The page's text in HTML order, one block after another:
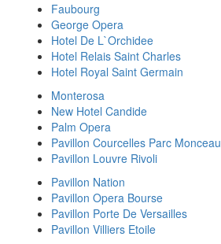
Faubourg
George Opera
Hotel De L`Orchidee
Hotel Relais Saint Charles
Hotel Royal Saint Germain
Monterosa
New Hotel Candide
Palm Opera
Pavillon Courcelles Parc Monceau
Pavillon Louvre Rivoli
Pavillon Nation
Pavillon Opera Bourse
Pavillon Porte De Versailles
Pavillon Villiers Etoile